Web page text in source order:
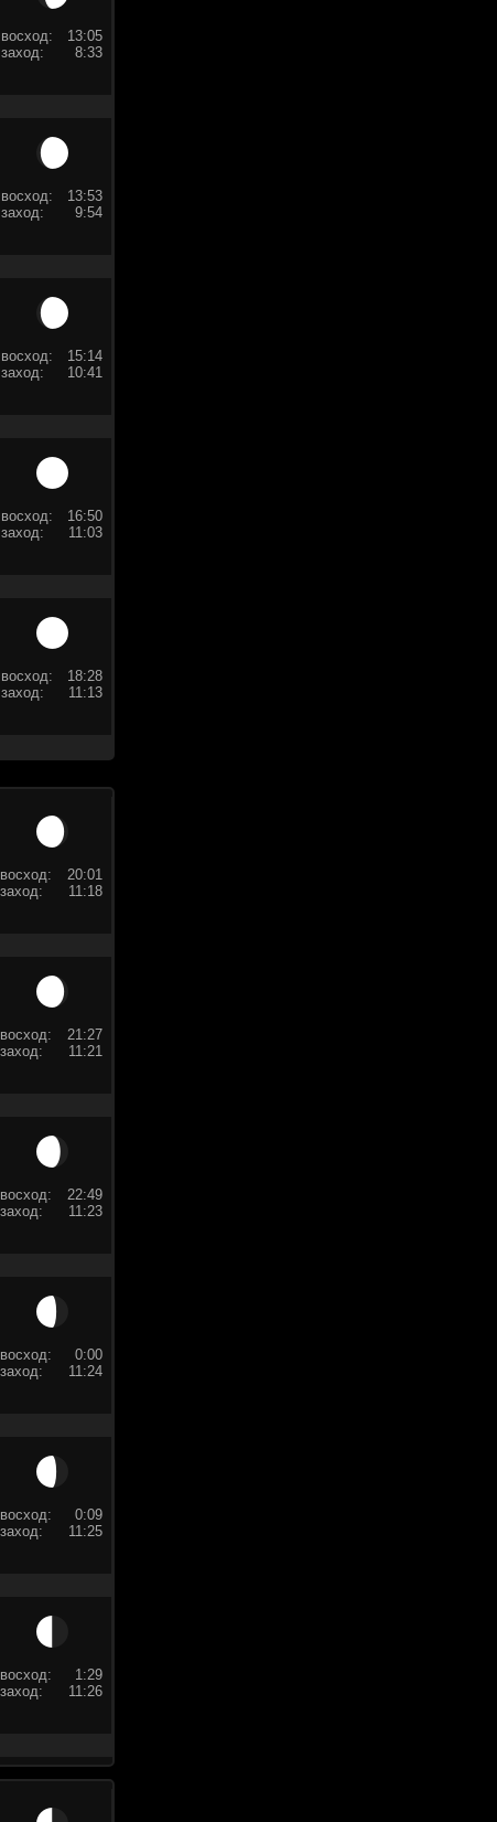
восход:
13:05
заход:
8:33
восход:
13:53
заход:
9:54
восход:
15:14
заход:
10:41
восход:
16:50
заход:
11:03
восход:
18:28
заход:
11:13
восход:
20:01
заход:
11:18
восход:
21:27
заход:
11:21
восход:
22:49
заход:
11:23
восход:
0:00
заход:
11:24
восход:
0:09
заход:
11:25
восход:
1:29
заход:
11:26